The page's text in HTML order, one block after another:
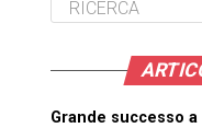
Grande successo